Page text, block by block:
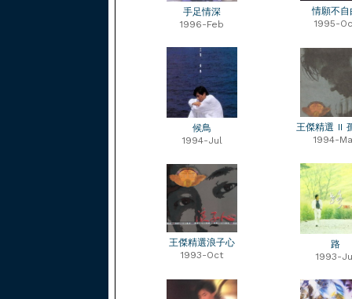
手足情深
1996-Feb
情願不自
1995-
候鳥
1994-Jul
王傑精選 II
1994-
王傑精選浪子心
1993-Oct
路
1993-